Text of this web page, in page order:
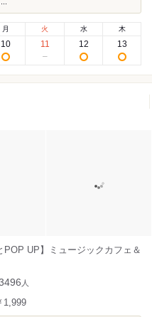
月
10
火
11
水
12
木
13
UP】ミュージックカフェ＆
人
1,999